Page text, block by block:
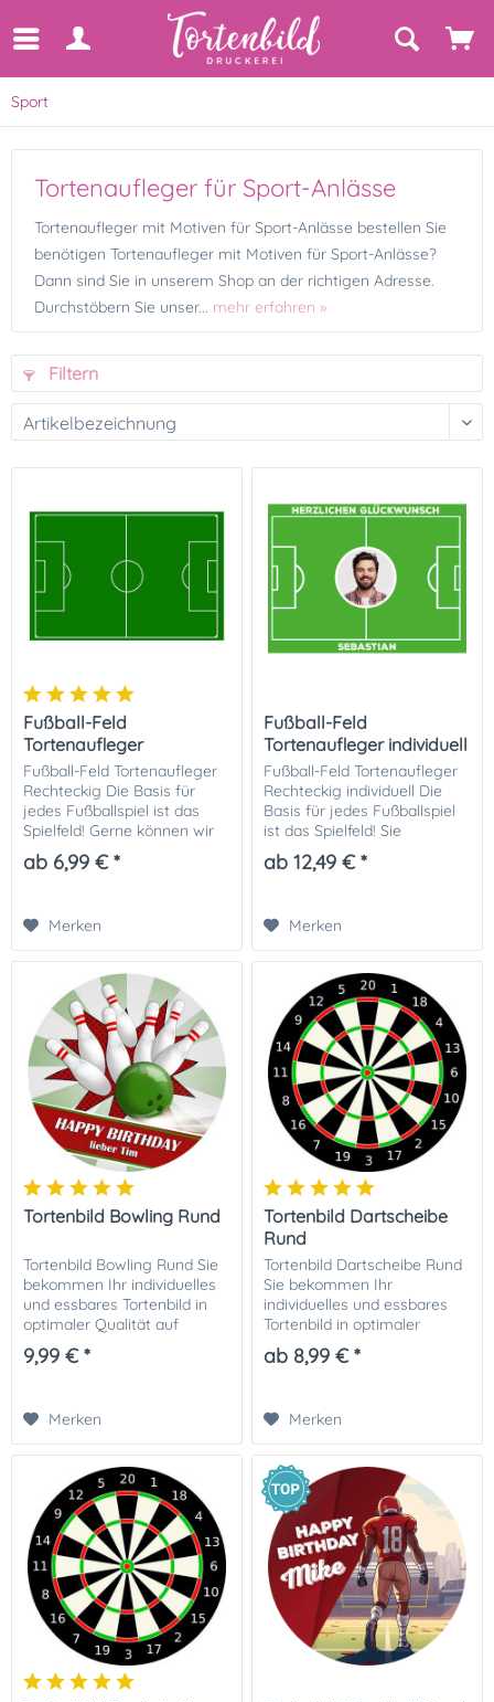
Sport
Tortenaufleger für Sport-Anlässe
Tortenaufleger mit Motiven für Sport-Anlässe bestellen Sie
benötigen Tortenaufleger mit Motiven für Sport-Anlässe?
Dann sind Sie in unserem Shop an der richtigen Adresse.
Durchstöbern Sie unser... mehr erfahren »
Filtern
Fußball-Feld
Tortenaufleger
Fußball-Feld Tortenaufleger
Rechteckig Die Basis für
jedes Fußballspiel ist das
Spielfeld! Gerne können wir
das Tortenbild Fussballfeld
auch individuell ( Hier geht's
ab 6,99 € *
Merken
Fußball-Feld
Tortenaufleger individuell
Fußball-Feld Tortenaufleger
Rechteckig individuell Die
Basis für jedes Fußballspiel
ist das Spielfeld! Sie
bekommen bei uns auch die
passenden Fußball Tore für
ab 12,49 € *
Merken
Tortenbild Bowling Rund
Tortenbild Bowling Rund Sie
bekommen Ihr individuelles
und essbares Tortenbild in
optimaler Qualität auf
Dekor-Plus Zuckerpapier
gedruckt. Ihrer perfekten
9,99 € *
Merken
Tortenbild Dartscheibe
Rund
Tortenbild Dartscheibe Rund
Sie bekommen Ihr
individuelles und essbares
Tortenbild in optimaler
Qualität auf Dekor-Plus
Zuckerpapier gedruckt. Ihrer
ab 8,99 € *
Merken